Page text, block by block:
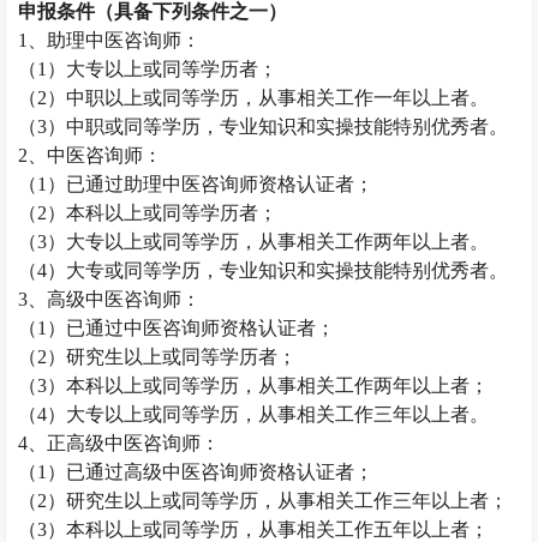
申报条件（具备下列条件之一）
1、助理中医咨询师 ：
（1）大专以上或同等学历者；
（2）中职以上或同等学历，从事相关工作一年以上者。
（3）中职或同等学历，专业知识和实操技能特别优秀者。
2、中医咨询师 ：
（1）已通过助理中医咨询师资格认证者；
（2）本科以上或同等学历者；
（3）大专以上或同等学历，从事相关工作两年以上者。
（4）大专或同等学历，专业知识和实操技能特别优秀者。
3、高级中医咨询师 ：
（1）已通过中医咨询师资格认证者；
（2）研究生以上或同等学历者；
（3）本科以上或同等学历，从事相关工作两年以上者；
（4）大专以上或同等学历，从事相关工作三年以上者。
4、正高级中医咨询师 ：
（1）已通过高级中医咨询师资格认证者；
（2）研究生以上或同等学历，从事相关工作三年以上者；
（3）本科以上或同等学历，从事相关工作五年以上者；